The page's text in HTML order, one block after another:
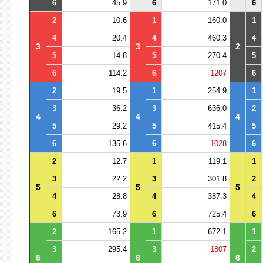
6 45.9 6 171.0 6
3
2 10.6
3
1 160.0
2
1
4
20.4 4 460.3
4
5
14.8 5 270.4
5
6
114.2 6 1207 6
4
2 19.5
4
1 254.9
4
1
3
36.2 3 636.0
2
5
29.2 5 415.4
5
6
135.6 6 1028 6
5
2 12.7
5
1 119.1
5
1
3
22.2 3 301.8
2
4
28.8 4 387.3
4
6
73.9 6 725.4 6
6
2 165.2
6
1 672.1
6
1
3
295.4 3 1807
2